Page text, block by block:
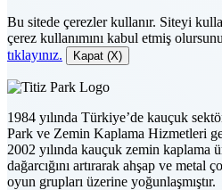
Bu sitede çerezler kullanır. Siteyi
çerez kullanımını kabul etmiş
tıklayınız.
Kapat (X)
1984 yılında Türkiye’de kauçuk
Park ve Zemin Kaplama Hizmetleri
2002 yılında kauçuk zemin kaplama
dağarcığını artırarak ahşap ve metal
oyun grupları üzerine yoğunlaşmıştır.